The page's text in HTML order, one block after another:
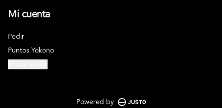
Mi cuenta
Pedir
Puntos Yokono
Powered by